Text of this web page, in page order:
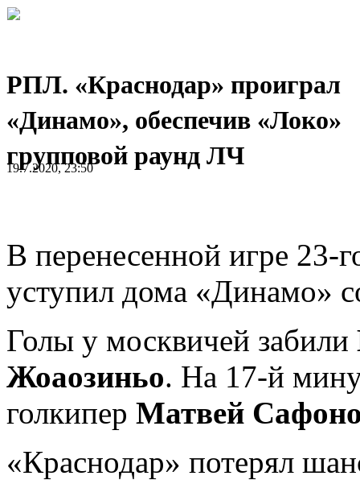
РПЛ. «Краснодар» проиграл
«Динамо», обеспечив «Локо»
групповой раунд ЛЧ
19.7.2020, 23:50
В перенесенной игре 23-
уступил дома «Динамо»
Голы у москвичей забили
Жоаозиньо. На 17-й
голкипер Матвей
«Краснодар» потерял